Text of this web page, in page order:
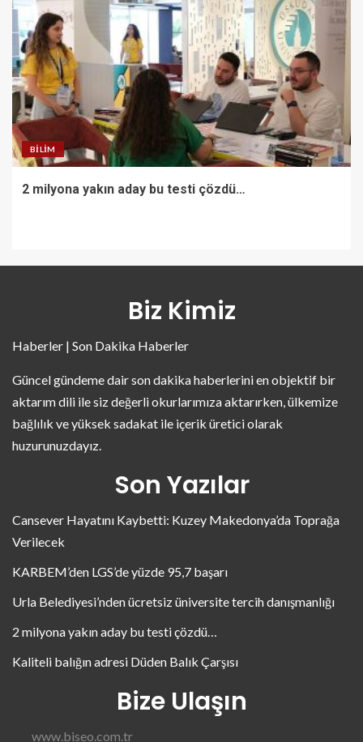
BILIM
2 milyona yakın aday bu testi çözdü…
Biz Kimiz
Haberler | Son Dakika Haberler
Güncel gündeme dair son dakika haberlerini en objektif bir
aktarım dili ile siz değerli okurlarımıza aktarırken, ülkemize
bağlılık ve yüksek sadakat ile içerik üretici olarak
huzurunuzdayız.
Son Yazılar
Cansever Hayatını Kaybetti: Kuzey Makedonya’da Toprağa
Verilecek
KARBEM’den LGS’de yüzde 95,7 başarı
Urla Belediyesi’nden ücretsiz üniversite tercih danışmanlığı
2 milyona yakın aday bu testi çözdü…
Kaliteli balığın adresi Düden Balık Çarşısı
Bize Ulaşın
www.biseo.com.tr